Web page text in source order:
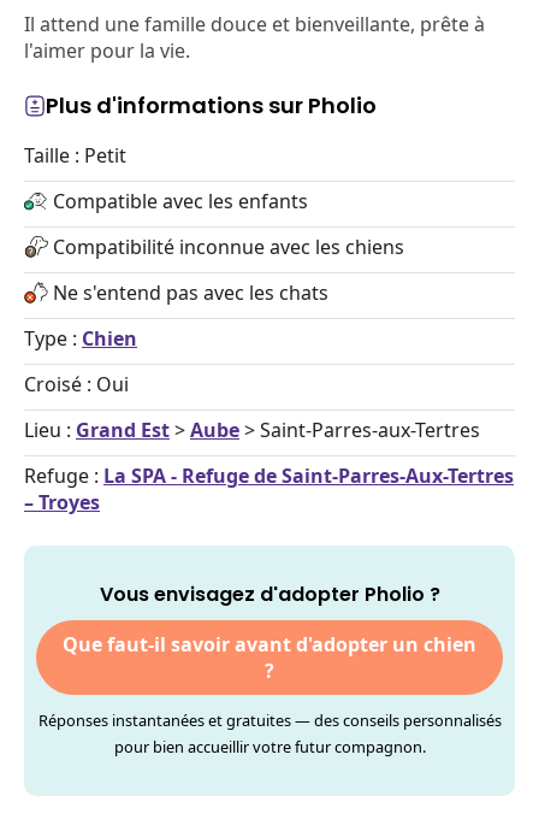
Il attend une famille douce et bienveillante, prête à
l'aimer pour la vie.
Plus d'informations sur Pholio
Taille : Petit
Compatible avec les enfants
Compatibilité inconnue avec les chiens
Ne s'entend pas avec les chats
Type : Chien
Croisé : Oui
Lieu : Grand Est>Aube> Saint-Parres-aux-Tertres
Refuge : La SPA - Refuge de Saint-Parres-Aux-Tertres
– Troyes
Vous envisagez d'adopter Pholio ?
Que faut-il savoir avant d'adopter un chien
?
Réponses instantanées et gratuites — des conseils personnalisés
pour bien accueillir votre futur compagnon.